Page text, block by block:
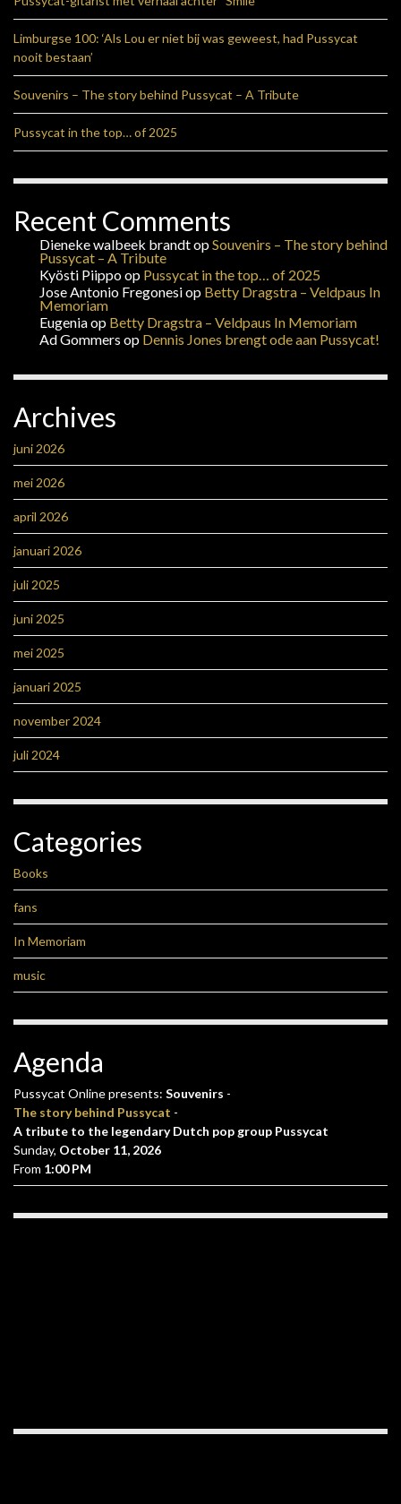
Limburgse 100: ‘Als Lou er niet bij was geweest, had Pussycat
nooit bestaan’
Souvenirs – The story behind Pussycat – A Tribute
Pussycat in the top… of 2025
Recent Comments
Dieneke walbeek brandtopSouvenirs – The story behind
Pussycat – A Tribute
Kyösti Piippoop Pussycat in the top… of 2025
Jose Antonio Fregonesiop Betty Dragstra – Veldpaus In
Memoriam
Eugeniaop Betty Dragstra – Veldpaus In Memoriam
Ad Gommers op Dennis Jones brengt ode aan Pussycat!
Archives
juni 2026
mei 2026
april 2026
januari 2026
juli 2025
juni 2025
mei 2025
januari 2025
november 2024
juli 2024
Categories
Books
fans
In Memoriam
music
Agenda
Pussycat Online presents: Souvenirs -
The story behind Pussycat -
A tribute to the legendary Dutch pop group Pussycat
Sunday, October 11, 2026
From 1:00 PM